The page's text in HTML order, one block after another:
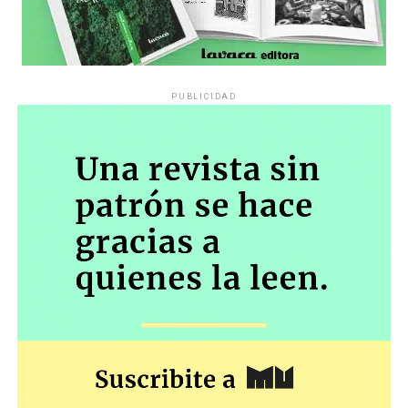
(Protocolo de Seguridad)”.
«Esto así vista la finalidad de la acción de amparo que ‘…
actual o inminente, lesione, restrinja, altere o amenace,
garantías explícita o implícitamente reconocidas por la
Constitución Nacional, con excepción de la libertad
individual tutelada por el habeas corpus…» y en
resguardo de los derechos establecidos en la
Constitución Nacional”.
El miércoles será una nueva oportunidad para
comprobar hasta dónde el gobierno insiste en una
política que tiende a convertirá los jubilados en
marginados sociales, y para confirmar –en el caso del
poder judicial– cuál es la distancia entre las palabras y
PUBLICIDAD